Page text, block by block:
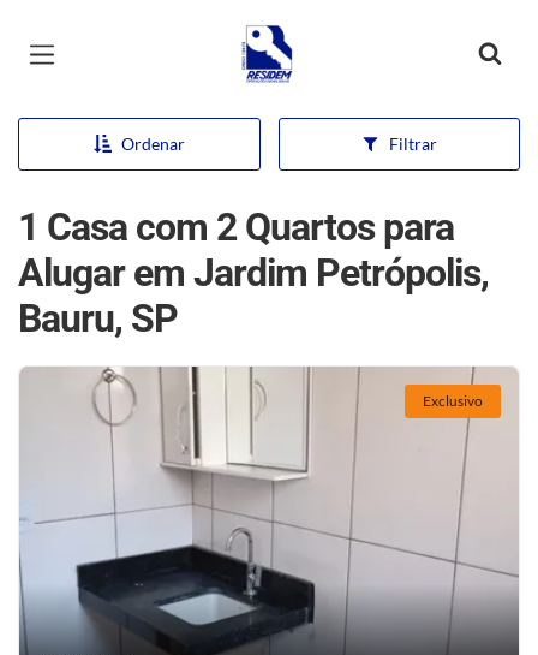
Página inicial
Ordenar Filtrar
1 Casa com 2 Quartos para
Alugar em Jardim Petrópolis,
Bauru, SP
Exclusivo